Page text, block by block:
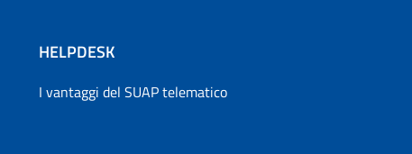
HELPDESK
I vantaggi del SUAP telematico